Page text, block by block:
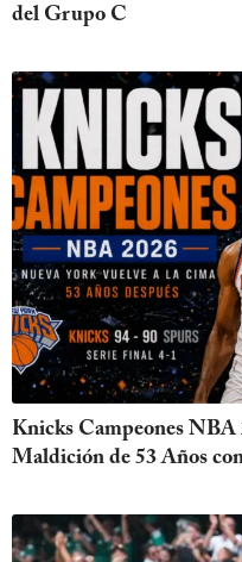
del Grupo C
Knicks Campeones NBA
Maldición de 53 Años